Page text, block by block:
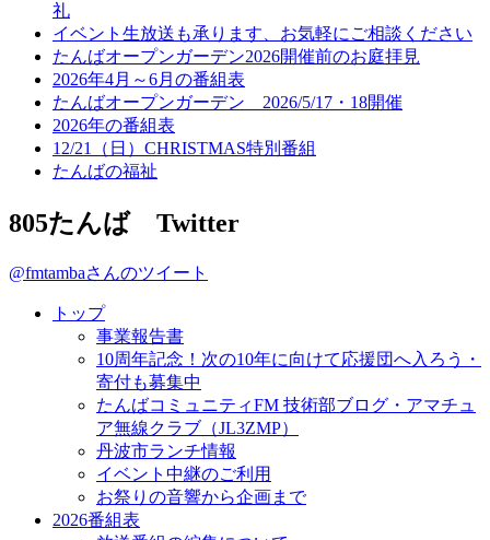
礼
イベント生放送も承ります、お気軽にご相談ください
たんばオープンガーデン2026開催前のお庭拝見
2026年4月～6月の番組表
たんばオープンガーデン 2026/5/17・18開催
2026年の番組表
12/21（日）CHRISTMAS特別番組
たんばの福祉
805たんば Twitter
@fmtambaさんのツイート
トップ
事業報告書
10周年記念！次の10年に向けて応援団へ入ろう・
寄付も募集中
たんばコミュニティFM 技術部ブログ・アマチュ
ア無線クラブ（JL3ZMP）
丹波市ランチ情報
イベント中継のご利用
お祭りの音響から企画まで
2026番組表